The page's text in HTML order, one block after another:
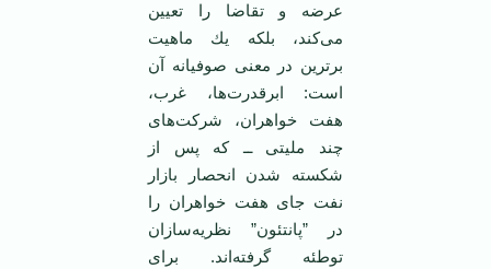
عرضه و تقاضا را تعیین
می‌كند، بلكه یك ماهیت
برترین در معنی صوفیانه آن
است: ابرقدرت‌ها، غرب،
هفت خواهران، شركت‌های
چند ملیتی ــ كه پس از
شكسته شدن انحصار بازار
نفت جای ‏هفت خواهران را
در ”پانتئون” نظریه‌سازان
توطئه گرفته‌اند. برای